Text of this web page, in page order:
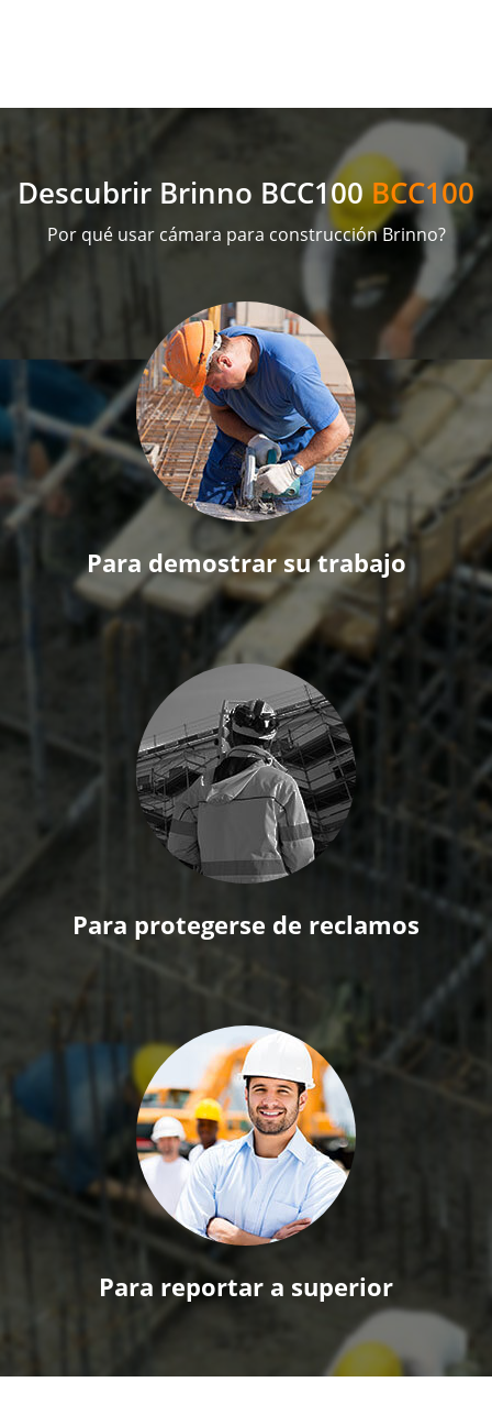
Descubrir Brinno BCC100BCC100
Por qué usar cámara para construcción Brinno?
Para demostrar su trabajo
Para protegerse de reclamos
Para reportar a superior